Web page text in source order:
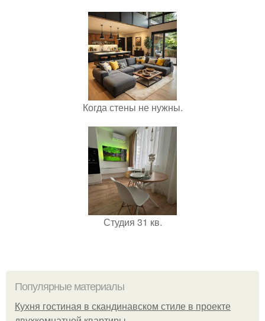
Когда стены не нужны.
Студия 31 кв.
Популярные материалы
Кухня гостиная в скандинавском стиле в проекте